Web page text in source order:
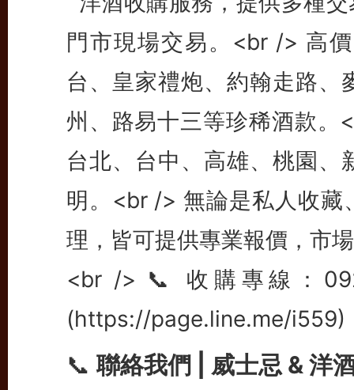
📞聯絡我們 | 威士忌 & 洋